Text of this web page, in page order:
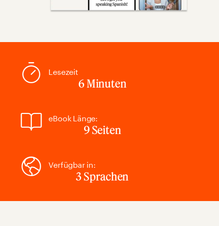
6 Minuten
Lesezeit
9 Seiten
eBook Länge:
3 Sprachen
Verfügbar in: